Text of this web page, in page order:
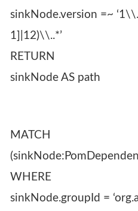
sinkNode.version =~
1]|12)\\..*’
RETURN
sinkNode AS path
MATCH
WHERE
sinkNode.groupId =